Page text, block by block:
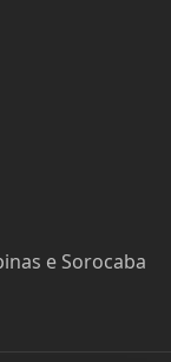
e Sorocaba